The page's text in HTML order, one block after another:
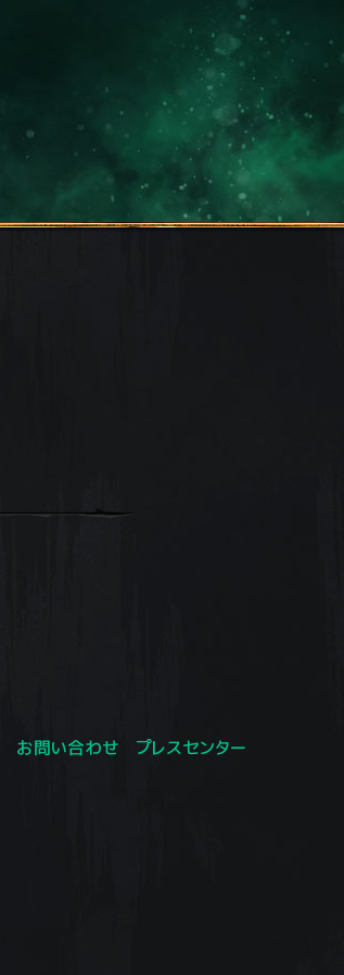
お問い合わせ
プレスセンター